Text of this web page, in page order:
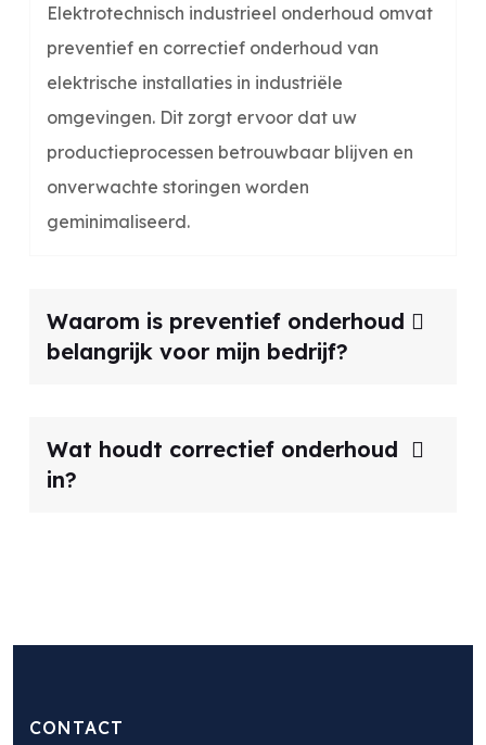
Elektrotechnisch industrieel onderhoud omvat
preventief en correctief onderhoud van
elektrische installaties in industriële
omgevingen. Dit zorgt ervoor dat uw
productieprocessen betrouwbaar blijven en
onverwachte storingen worden
geminimaliseerd.
Waarom is preventief onderhoud
belangrijk voor mijn bedrijf?
Wat houdt correctief onderhoud
in?
CONTACT